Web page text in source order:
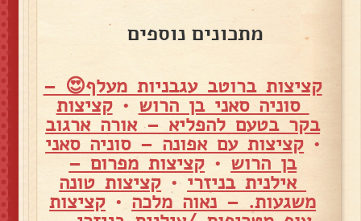
מתכונים נוספים
קציצות ברוטב עגבניות מעלף😍 –
סוניה סאני בן הרוש •קציצות
בקר בטעם להפליא – אורה ארגוב
• קציצות עם אפונה – סוניה סאני
בן הרוש • קציצות מפרום –
אילנית בניזרי • קציצות טונה
משגעות. – נאוה מלכה • קציצות